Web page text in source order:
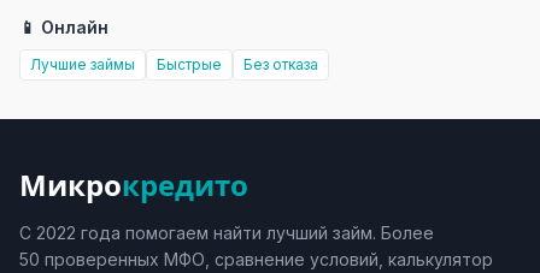
📱 Онлайн
Лучшие займы Быстрые Без отказа
Микрокредито
С 2022 года помогаем найти лучший займ. Более
50 проверенных МФО, сравнение условий, калькулятор